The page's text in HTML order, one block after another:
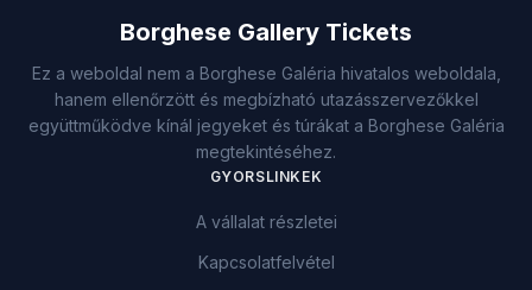
Borghese Gallery Tickets
Ez a weboldal nem a Borghese Galéria hivatalos weboldala,
hanem ellenőrzött és megbízható utazásszervezőkkel
együttműködve kínál jegyeket és túrákat a Borghese Galéria
megtekintéséhez.
GYORSLINKEK
A vállalat részletei
Kapcsolatfelvétel